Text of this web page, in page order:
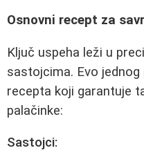
Osnovni recept za
Ključ uspeha leži u
sastojcima. Evo
recepta koji garantuje
palačinke:
Sastojci: